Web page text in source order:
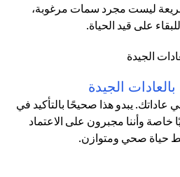
ليست مجرد سمات مرغوبة،
على قيد الحياة.
الجيدة
عاداتك. يبدو هذا صحيحًا بالتأكيد في
خاصة وأننا مجبرون على الاعتماد
حياة صحي ومتوازن.